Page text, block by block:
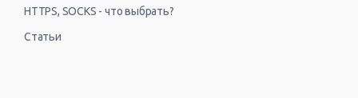
HTTPS, SOCKS - что выбрать?
Статьи